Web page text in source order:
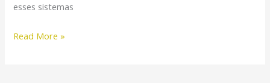
esses sistemas
Read More »